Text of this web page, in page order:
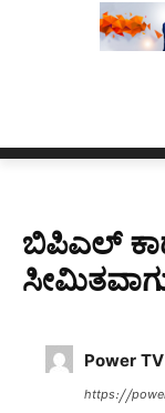
ಬಿಪಿಎಲ್​
Power
https://